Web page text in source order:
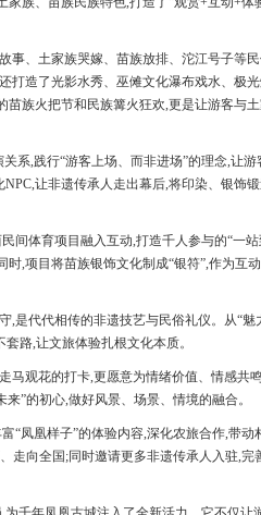
事、土家族哭嫁、苗族放排、沱江号子等
打造了光影水秀、巫傩文化瀑布戏水、极
族火把节和民族篝火狂欢,更是让游客与
系,践行“游客上场、而非进场”的理念,让游
让非遗传承人走出幕后,将印染、银饰
间体育项目融入互动,打造千人参与的“一
,项目将苗族银饰文化制成“银符”,作为互
是代代相传的非遗技艺与民俗礼仪。从“魅
路,让文旅体验扎根文化本质。
马观花的打卡,更愿意为情绪价值、情感共
”的初心,做好风景、场景、情境的融合。
“凤凰样子”的体验内容,深化农旅合作,带动
走向全国;同时邀请更多非遗传承人入驻,完